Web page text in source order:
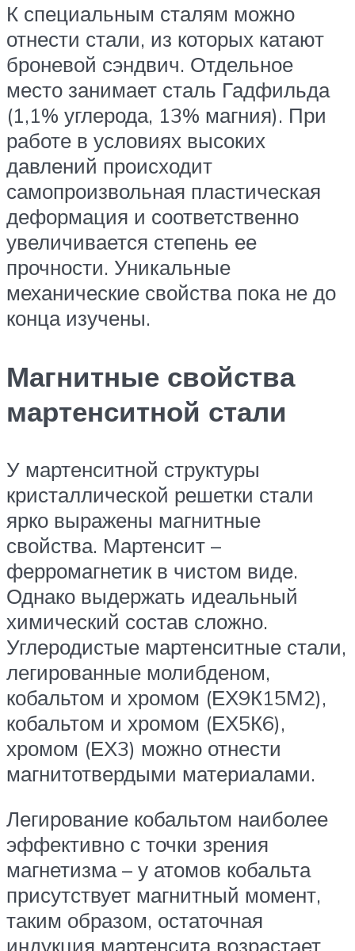
К специальным сталям можно
отнести стали, из которых катают
броневой сэндвич. Отдельное
место занимает сталь Гадфильда
(1,1% углерода, 13% магния). При
работе в условиях высоких
давлений происходит
самопроизвольная пластическая
деформация и соответственно
увеличивается степень ее
прочности. Уникальные
механические свойства пока не до
конца изучены.
Магнитные свойства
мартенситной стали
У мартенситной структуры
кристаллической решетки стали
ярко выражены магнитные
свойства. Мартенсит –
ферромагнетик в чистом виде.
Однако выдержать идеальный
химический состав сложно.
Углеродистые мартенситные стали,
легированные молибденом,
кобальтом и хромом (ЕХ9К15М2),
кобальтом и хромом (ЕХ5К6),
хромом (ЕХ3) можно отнести
магнитотвердыми материалами.
Легирование кобальтом наиболее
эффективно с точки зрения
магнетизма – у атомов кобальта
присутствует магнитный момент,
таким образом, остаточная
индукция мартенсита возрастает.